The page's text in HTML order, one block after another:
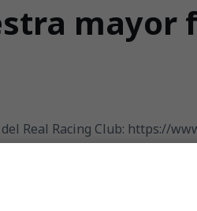
mayor
Real Racing Club: https://